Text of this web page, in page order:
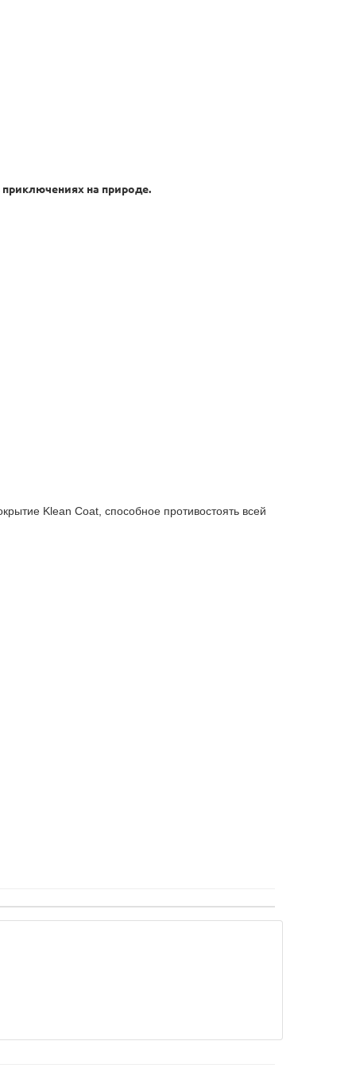
на природе.
Klean Coat, способное противостоять всей